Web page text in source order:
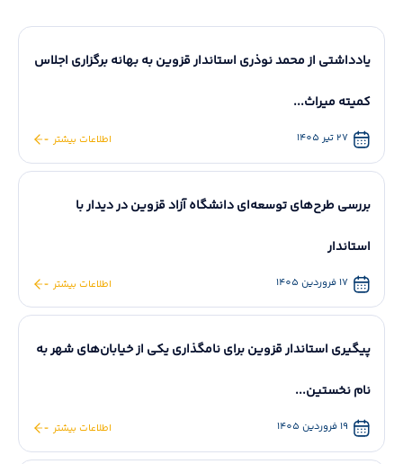
یادداشتی از محمد نوذری استاندار قزوین به بهانه برگزاری اجلاس
کمیته میراث...
27 تیر 1405 اطلاعات بیشتر
بررسی طرح‌های توسعه‌ای دانشگاه آزاد قزوین در دیدار با
استاندار
17 فروردین 1405 اطلاعات بیشتر
پیگیری استاندار قزوین برای نامگذاری یکی از خیابان‌های شهر به
نام نخستین...
19 فروردین 1405 اطلاعات بیشتر